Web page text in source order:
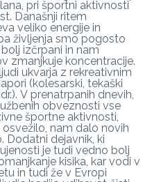
pri športni aktivnosti
Današnji ritem
veliko energije in
življenja smo pogosto
izčrpani in nam
zmanjkuje koncentracije.
ukvarja z rekreativnim
(kolesarski, tekaški
V prenatrpanih dnevih,
obveznosti vse
športne aktivnosti,
nam dalo novih
Dodatni dejavnik, ki
je tudi vedno bolj
kisika, kar vodi v
in tudi že v Evropi